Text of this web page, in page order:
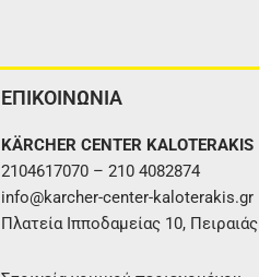
ΕΠΙΚΟΙΝΩΝΙΑ
KÄRCHER CENTER KALOTERAKIS
2104617070 – 210 4082874
info@karcher-center-kaloterakis.gr
Πλατεία Ιπποδαμείας 10, Πειραιάς